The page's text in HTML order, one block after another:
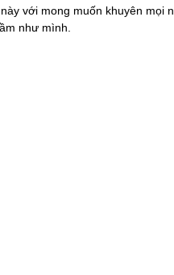
với mong muốn khuyên mọi
như mình.